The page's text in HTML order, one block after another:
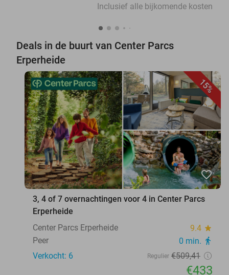
Inclusief alle bijkomende kosten
Deals in de buurt van Center Parcs
Erperheide
15%
favorite_border
3, 4 of 7 overnachtingen voor 4 in Center Parcs
Erperheide
Center Parcs Erperheide
9.4 star
Peer 0 min. directions_walk
Verkocht: 6 Regulier €509,41
€433